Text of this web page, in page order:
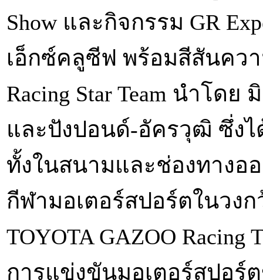
Show และกิจกรรม GR
เอ็กซ์คลูซีฟ พร้อมสีสันคว
Racing Star Team นำโด
และปังปอนด์-อัครวุฒิ ซึ่ง
ทั้งในสนามและช่องทางอ
กีฬามอเตอร์สปอร์ตในวง
TOYOTA GAZOO
การแข่งขันมอเตอร์สปอร์